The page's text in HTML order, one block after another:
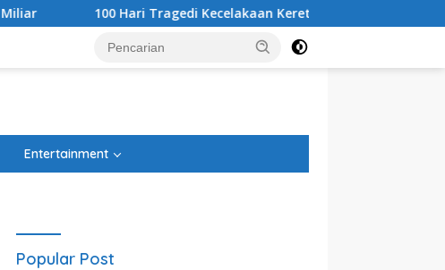
100 Hari Tragedi Kecelakaan Kereta Bekasi Timur, Keluarga Korban
Entertainment
Popular Post